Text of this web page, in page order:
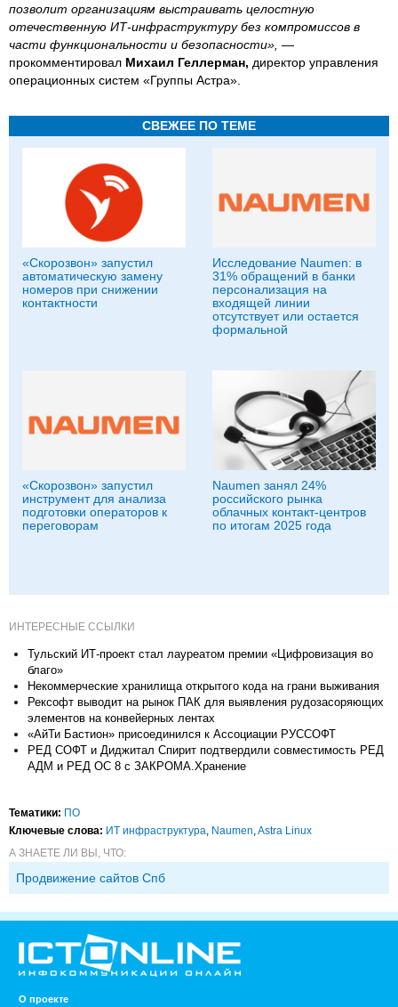
позволит организациям выстраивать целостную
отечественную ИТ-инфраструктуру без компромиссов в
части функциональности и безопасности», —
прокомментировал Михаил Геллерман, директор управления
операционных систем «Группы Астра».
СВЕЖЕЕ ПО ТЕМЕ
«Скорозвон» запустил
автоматическую замену
номеров при снижении
контактности
Исследование Naumen: в
31% обращений в банки
персонализация на
входящей линии
отсутствует или остается
формальной
«Скорозвон» запустил
инструмент для анализа
подготовки операторов к
переговорам
Naumen занял 24%
российского рынка
облачных контакт-центров
по итогам 2025 года
ИНТЕРЕСНЫЕ ССЫЛКИ
Тульский ИТ-проект стал лауреатом премии «Цифровизация во
благо»
Некоммерческие хранилища открытого кода на грани выживания
Рексофт выводит на рынок ПАК для выявления рудозасоряющих
элементов на конвейерных лентах
«АйТи Бастион» присоединился к Ассоциации РУССОФТ
РЕД СОФТ и Диджитал Спирит подтвердили совместимость РЕД
АДМ и РЕД ОС 8 с ЗАКРОМА.Хранение
Тематики: ПО
Ключевые слова: ИТ инфраструктура, Naumen,Astra Linux
А ЗНАЕТЕ ЛИ ВЫ, ЧТО:
Продвижение сайтов Спб
О проекте